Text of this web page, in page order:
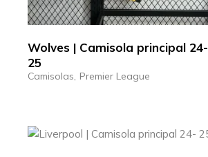
Wolves | Camisola principal 24-
25
Camisolas Premier League